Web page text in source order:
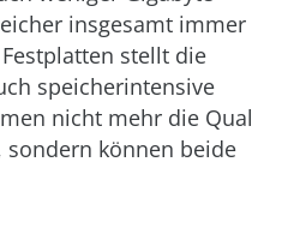
insgesamt immer
stellt die
speicherintensive
nicht mehr die Qual
sondern können beide